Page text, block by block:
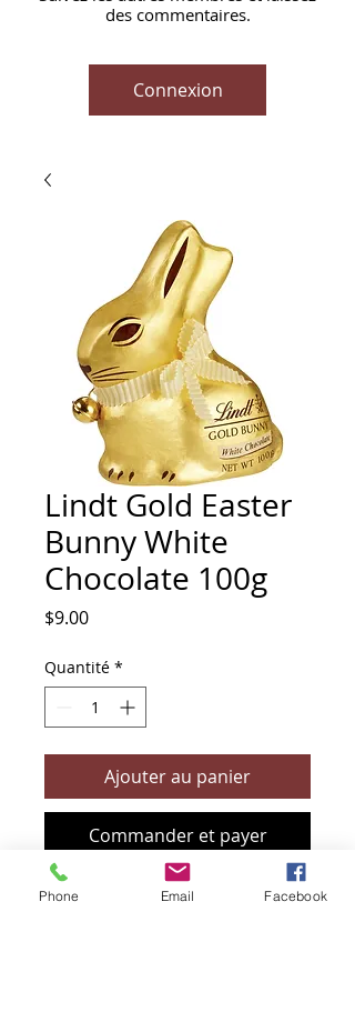
des commentaires.
Connexion
Lindt Gold Easter
Bunny White
Chocolate 100g
$9.00Prix
Quantité *
Ajouter au panier
Commander et payer
Phone Email Facebook